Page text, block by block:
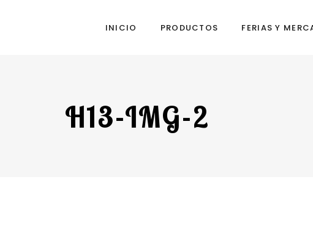
INICIO PRODUCTOS FERIAS Y
H13-IMG-2